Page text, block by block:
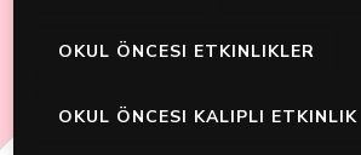
OKUL ÖNCESI ETKINLIKLER
OKUL ÖNCESI KALIPLI ETKINLIK